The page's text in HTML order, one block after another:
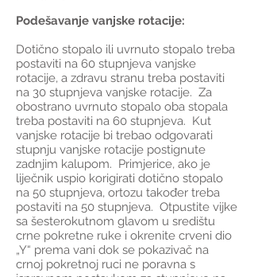
Podešavanje vanjske rotacije:
Dotično stopalo ili uvrnuto stopalo treba
postaviti na 60 stupnjeva vanjske
rotacije, a zdravu stranu treba postaviti
na 30 stupnjeva vanjske rotacije. Za
obostrano uvrnuto stopalo oba stopala
treba postaviti na 60 stupnjeva. Kut
vanjske rotacije bi trebao odgovarati
stupnju vanjske rotacije postignute
zadnjim kalupom. Primjerice, ako je
liječnik uspio korigirati dotično stopalo
na 50 stupnjeva, ortozu također treba
postaviti na 50 stupnjeva. Otpustite vijke
sa šesterokutnom glavom u središtu
crne pokretne ruke i okrenite crveni dio
„Y“ prema vani dok se pokazivač na
crnoj pokretnoj ruci ne poravna s